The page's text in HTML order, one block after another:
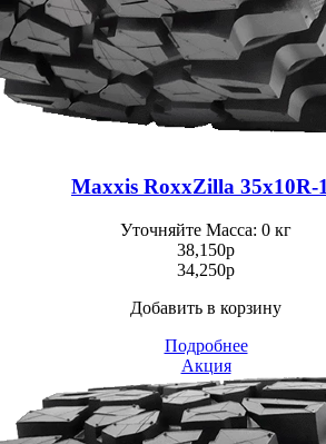
Maxxis RoxxZilla 35x10R-
Уточняйте Масса: 0 кг
38,150p
34,250p
Добавить в корзину
Подробнее
Акция